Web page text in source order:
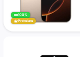
100%
Prémium